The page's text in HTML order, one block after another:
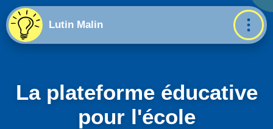
Lutin Malin
La plateforme éducative
pour l'école